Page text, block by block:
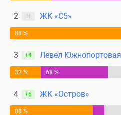
2 Н ЖК «С5»
88 %
3 +4 Левел Южнопортовая
32 % 68 %
4 +6 ЖК «Остров»
88 %